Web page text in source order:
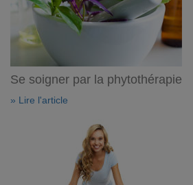
Se soigner par la phytothérapie
» Lire l'article